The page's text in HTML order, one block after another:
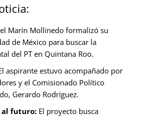
Marín Mollinedo formalizó su
de México para buscar la
del PT en Quintana Roo.
aspirante estuvo acompañado por
y el Comisionado Político
Gerardo Rodríguez.
futuro: El proyecto busca